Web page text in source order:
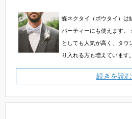
蝶ネクタイ（ボウタイ）は
パーティーにも使えます。
としても人気が高く、タウ
り入れる方も増えています。
続きを読む